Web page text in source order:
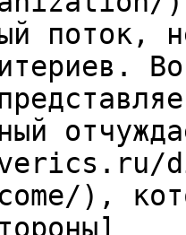
поток,
),